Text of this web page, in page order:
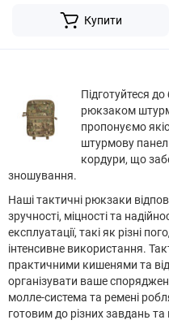
Купити
Підготуйтеся
рюкзаком
пропонуємо
штурмову
кордури, що
зношування.
Наші тактичні рюкзаки
зручності, міцності та
експлуатації, такі як різні
інтенсивне використання.
практичними кишенями та
організувати ваше
молле-система та ремені
готовим до різних завдань та